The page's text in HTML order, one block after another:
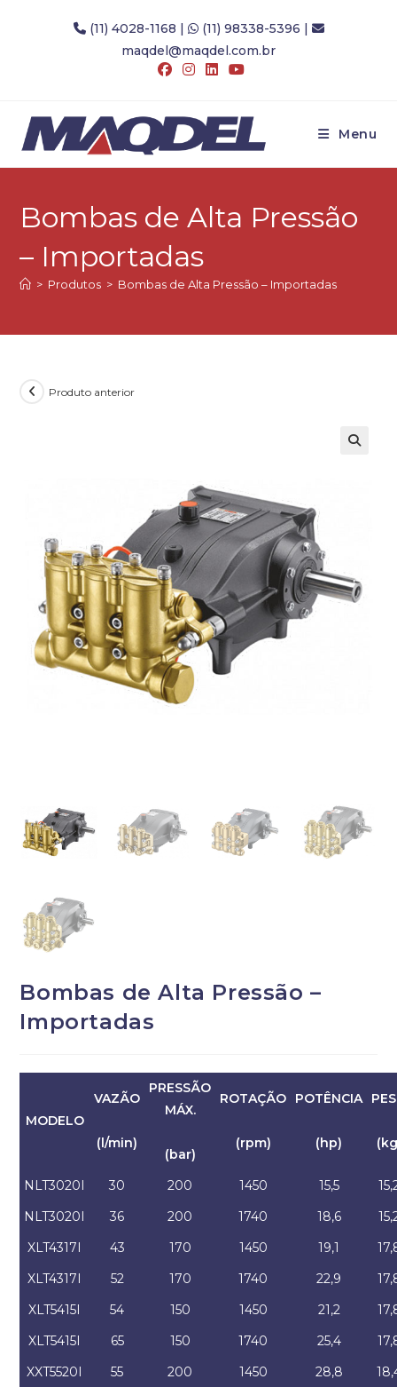
(11) 4028-1168 | (11) 98338-5396 |
maqdel@maqdel.com.br
Menu
Bombas de Alta Pressão
– Importadas
> Produtos > Bombas de Alta Pressão – Importadas
Produto anterior
Bombas de Alta Pressão –
Importadas
MODELO
VAZÃO
(l/min)
PRESSÃO
MÁX.
(bar)
ROTAÇÃO
(rpm)
POTÊNCIA
(hp)
NLT3020I 30 200 1450 15,5
NLT3020I
36 200 1740 18,6
XLT4317I
43 170 1450 19,1
XLT4317I
52 170 1740 22,9
XLT5415I
54 150 1450 21,2
XLT5415I
65 150 1740 25,4
XXT5520I
55 200 1450 28,8